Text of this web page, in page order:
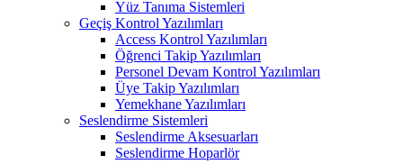
Yüz Tanıma Sistemleri
Geçiş Kontrol Yazılımları
Access Kontrol Yazılımları
Öğrenci Takip Yazılımları
Personel Devam Kontrol Yazılımları
Üye Takip Yazılımları
Yemekhane Yazılımları
Seslendirme Sistemleri
Seslendirme Aksesuarları
Seslendirme Hoparlör